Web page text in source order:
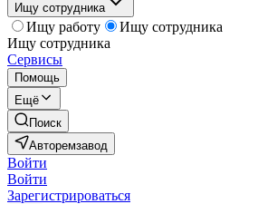
Ищу сотрудника
Ищу работу
Ищу сотрудника
Ищу сотрудника
Сервисы
Помощь
Ещё
Поиск
Авторемзавод
Войти
Войти
Зарегистрироваться